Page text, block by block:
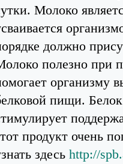
Молоко
должно
полезно при
организму
пищи.
продукт очень
здесь http://